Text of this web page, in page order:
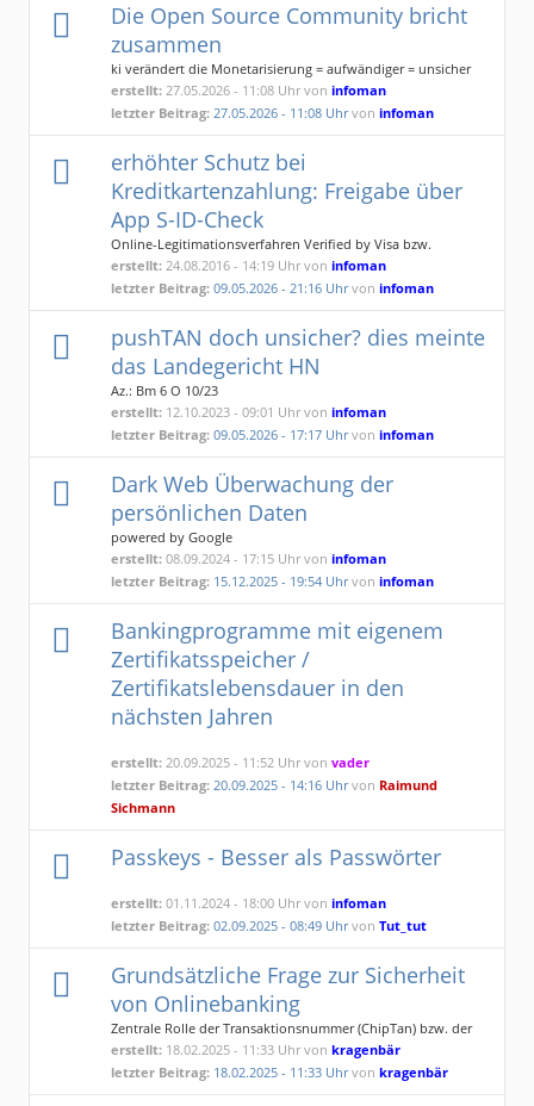
Die Open Source Community bricht
zusammen
ki verändert die Monetarisierung = aufwändiger = unsicher
erstellt: 27.05.2026 - 11:08 Uhr voninfoman
letzter Beitrag: 27.05.2026 - 11:08 Uhrvoninfoman
erhöhter Schutz bei
Kreditkartenzahlung: Freigabe über
App S-ID-Check
Online-Legitimationsverfahren Verified by Visa bzw.
MasterCard SecureCode
erstellt: 24.08.2016 - 14:19 Uhr voninfoman
letzter Beitrag: 09.05.2026 - 21:16 Uhrvoninfoman
pushTAN doch unsicher? dies meinte
das Landegericht HN
Az.: Bm 6 O 10/23
erstellt: 12.10.2023 - 09:01 Uhr voninfoman
letzter Beitrag: 09.05.2026 - 17:17 Uhrvoninfoman
Dark Web Überwachung der
persönlichen Daten
powered by Google
erstellt: 08.09.2024 - 17:15 Uhr voninfoman
letzter Beitrag: 15.12.2025 - 19:54 Uhrvoninfoman
Bankingprogramme mit eigenem
Zertifikatsspeicher /
Zertifikatslebensdauer in den
nächsten Jahren
erstellt: 20.09.2025 - 11:52 Uhr vonvader
letzter Beitrag: 20.09.2025 - 14:16 Uhrvon Raimund
Sichmann
Passkeys - Besser als Passwörter
erstellt: 01.11.2024 - 18:00 Uhr voninfoman
letzter Beitrag: 02.09.2025 - 08:49 UhrvonTut_tut
Grundsätzliche Frage zur Sicherheit
von Onlinebanking
Zentrale Rolle der Transaktionsnummer (ChipTan) bzw. der
Freigabe durch die PushTan App
erstellt: 18.02.2025 - 11:33 Uhr vonkragenbär
letzter Beitrag: 18.02.2025 - 11:33 Uhrvonkragenbär